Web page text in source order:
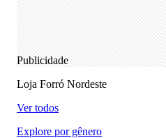
Publicidade
Loja Forró Nordeste
Ver todos
Explore por gênero